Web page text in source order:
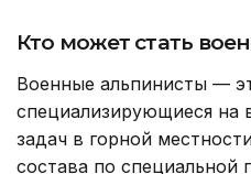
Кто может стать
Военные альпинисты —
специализирующиеся на
задач в горной
состава по специальной